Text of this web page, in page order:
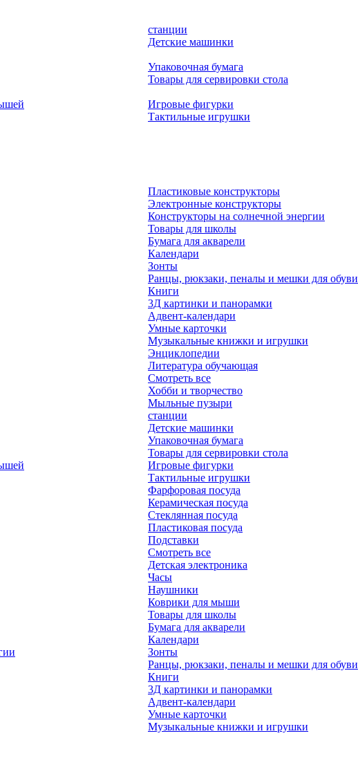
станции
Детские машинки
Упаковочная бумага
Товары для сервировки стола
Игровые фигурки
Тактильные игрушки
Пластиковые конструкторы
Электронные конструкторы
Конструкторы на солнечной энергии
Товары для школы
Бумага для акварели
Календари
Зонты
Ранцы, рюкзаки, пеналы и мешки для обуви
Книги
3Д картинки и панорамки
Адвент-календари
Умные карточки
Музыкальные книжки и игрушки
Энциклопедии
Литература обучающая
Смотреть все
Хобби и творчество
Мыльные пузыри
станции
Детские машинки
Упаковочная бумага
Товары для сервировки стола
Игровые фигурки
Тактильные игрушки
Фарфоровая посуда
Керамическая посуда
Стеклянная посуда
Пластиковая посуда
Подставки
Смотреть все
Детская электроника
Часы
Наушники
Коврики для мыши
Товары для школы
Бумага для акварели
Календари
Зонты
Ранцы, рюкзаки, пеналы и мешки для обуви
Книги
3Д картинки и панорамки
Адвент-календари
Умные карточки
Музыкальные книжки и игрушки